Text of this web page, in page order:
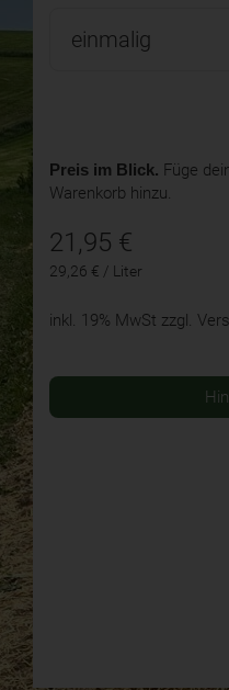
Preis im Blick. Füge
Warenkorb hinzu.
21,95 €
29,26 € / Liter
inkl. 19% MwSt zzgl.